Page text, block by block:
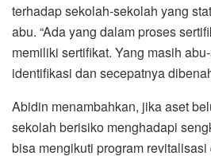
terhadap sekolah-sekolah yang
abu. “Ada yang dalam proses
memiliki sertifikat. Yang masih
identifikasi dan secepatnya
Abidin menambahkan, jika aset
sekolah berisiko menghadapi
bisa mengikuti program